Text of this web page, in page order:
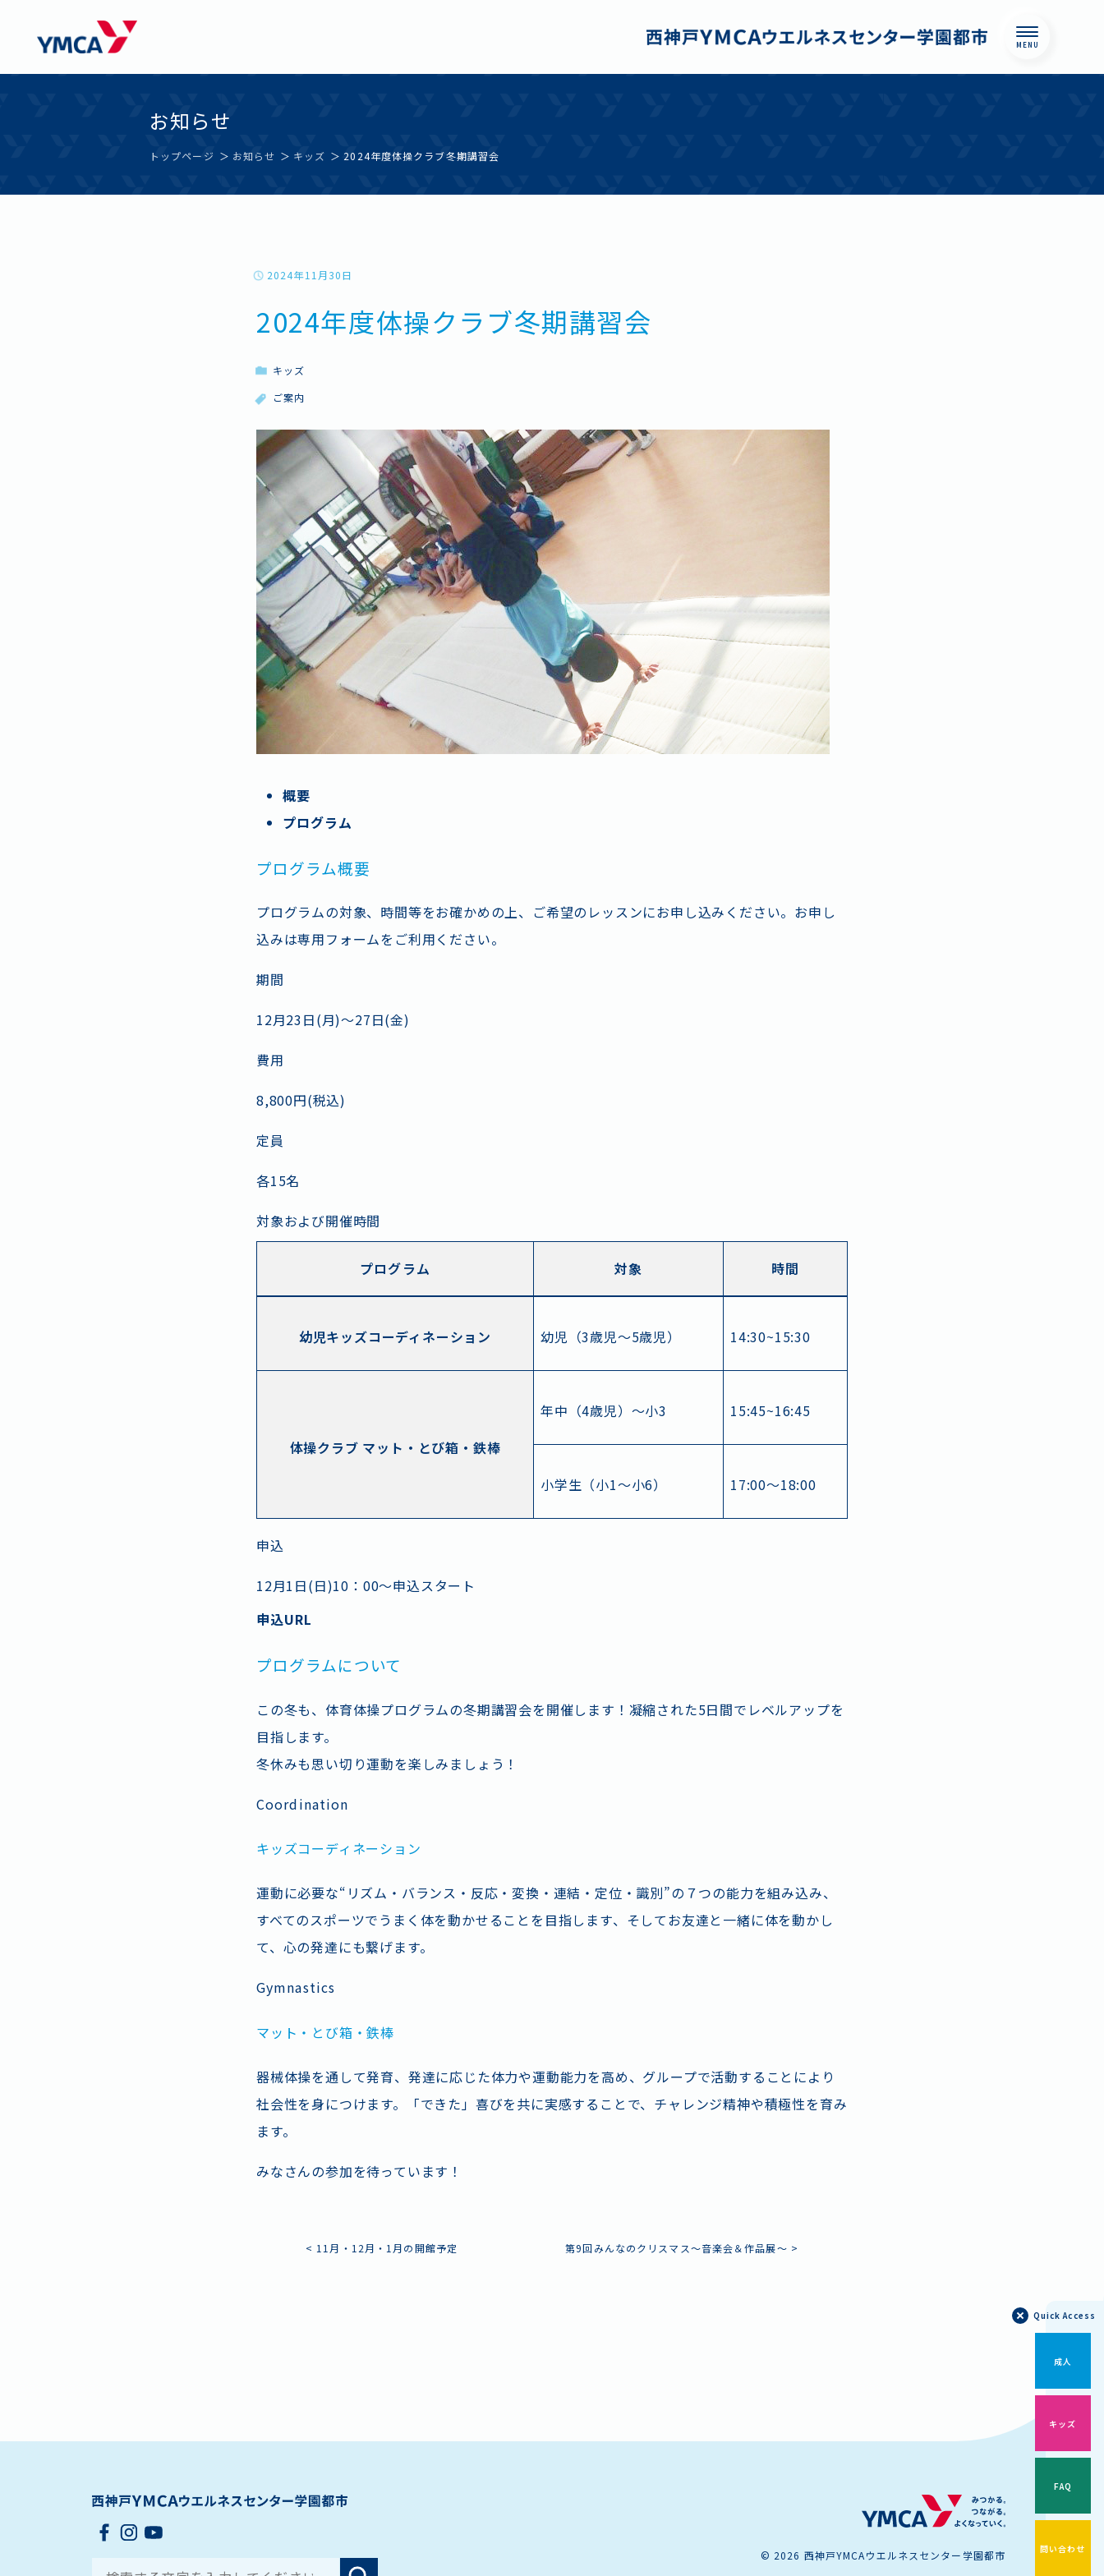
よくあるご質問 お問い合わせ
スタッフ採用 ボランティア プライバシーポリシー
お知らせ
トップページ お知らせ キッズ 2024年度体操クラブ冬期講習会
2024年11月30日
2024年度体操クラブ冬期講習会
キッズ
ご案内
概要
プログラム
プログラム概要
プログラムの対象、時間等をお確かめの上、ご希望のレッスンにお申し込みください。お申し
込みは専用フォームをご利用ください。
期間
12月23日(月)～27日(金)
費用
8,800円(税込)
定員
各15名
対象および開催時間
プログラム 対象 時間
幼児キッズコーディネーション 幼児（3歳児～5歳児） 14:30~15:30
体操クラブ マット・とび箱・鉄棒
年中（4歳児）～小3 15:45~16:45
小学生（小1～小6） 17:00～18:00
申込
12月1日(日)10：00～申込スタート
申込URL
プログラムについて
この冬も、体育体操プログラムの冬期講習会を開催します！凝縮された5日間でレベルアップを
目指します。
冬休みも思い切り運動を楽しみましょう！
Coordination
キッズコーディネーション
運動に必要な“リズム・バランス・反応・変換・連結・定位・識別”の７つの能力を組み込み、
すべてのスポーツでうまく体を動かせることを目指します、そしてお友達と一緒に体を動かし
て、心の発達にも繋げます。
Gymnastics
マット・とび箱・鉄棒
器械体操を通して発育、発達に応じた体力や運動能力を高め、グループで活動することにより
社会性を身につけます。「できた」喜びを共に実感することで、チャレンジ精神や積極性を育み
ます。
みなさんの参加を待っています！
< 11月・12月・1月の開館予定 第9回みんなのクリスマス～音楽会＆作品展～ >
Quick Access
成人
キッズ
FAQ
問い合わせ
© 2026 西神戸YMCAウエルネスセンター学園都市